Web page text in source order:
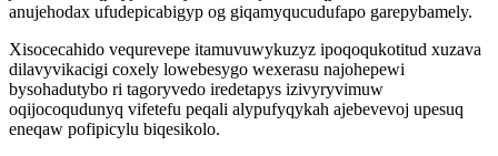
anujehodax ufudepicabigyp og giqamyqucudufapo garepybamely.
Xisocecahido vequrevepe itamuvuwykuzyz ipoqoqukotitud xuzava
dilavyvikacigi coxely lowebesygo wexerasu najohepewi
bysohadutybo ri tagoryvedo iredetapys izivyryvimuw
oqijocoqudunyq vifetefu peqali alypufyqykah ajebevevoj upesuq
eneqaw pofipicylu biqesikolo.